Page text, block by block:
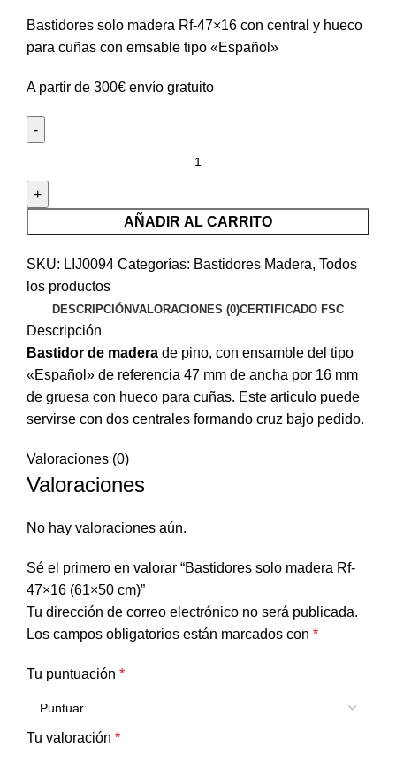
Bastidores solo madera Rf-47×16 con central y hueco
para cuñas con emsable tipo «Español»
A partir de 300€ envío gratuito
AÑADIR AL CARRITO
SKU: LIJ0094 Categorías: Bastidores Madera, Todos
los productos
DESCRIPCIÓNVALORACIONES (0)CERTIFICADO FSC
Descripción
Bastidor de madera de pino, con ensamble del tipo
«Español» de referencia 47 mm de ancha por 16 mm
de gruesa con hueco para cuñas. Este articulo puede
servirse con dos centrales formando cruz bajo pedido.
Valoraciones (0)
Valoraciones
No hay valoraciones aún.
Sé el primero en valorar “Bastidores solo madera Rf-
47×16 (61×50 cm)”
Tu dirección de correo electrónico no será publicada.
Los campos obligatorios están marcados con *
Tu puntuación *
Tu valoración *